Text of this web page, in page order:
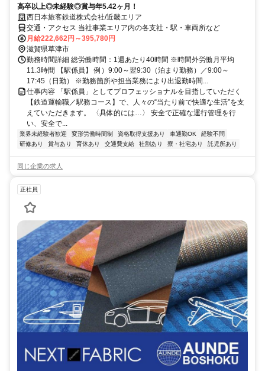
高卒以上◎未経験◎賞与年5.42ヶ月！
西日本旅客鉄道株式会社/近畿エリア
交通・アクセス 当社事業エリア内の各支社・駅・車両所など
月給222,662円～395,780円
滋賀県草津市
勤務時間詳細 総労働時間：1週あたり40時間 ※時間外労働月平均
11.3時間 【駅係員】 例）9:00～翌9:30（泊まり勤務）／9:00～
17:45（日勤） ※勤務箇所や担当業務により出退勤時間...
仕事内容 「駅係員」としてプロフェッショナルを目指していただく
【鉄道運輸職／駅務コース】で、人々の“当たり前で快適な生活”を支
えていただきます。 〈具体的には…〉 安全で正確な運行管理を行
い、安全で...
業界未経験者歓迎 変形労働時間制 資格取得支援あり 車通勤OK
経験不問
研修あり
賞与あり 育休あり 交通費支給 社割あり 寮・社宅あり 託児所あり
同じ企業の求人
正社員